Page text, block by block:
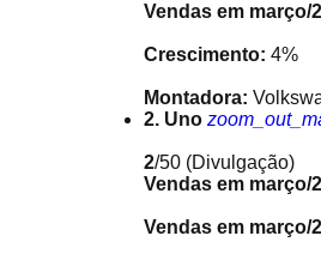
Vendas em março/
Crescimento: 4%
Montadora:
2. Uno
2/50 (Divulgação)
Vendas em março/
Vendas em março/